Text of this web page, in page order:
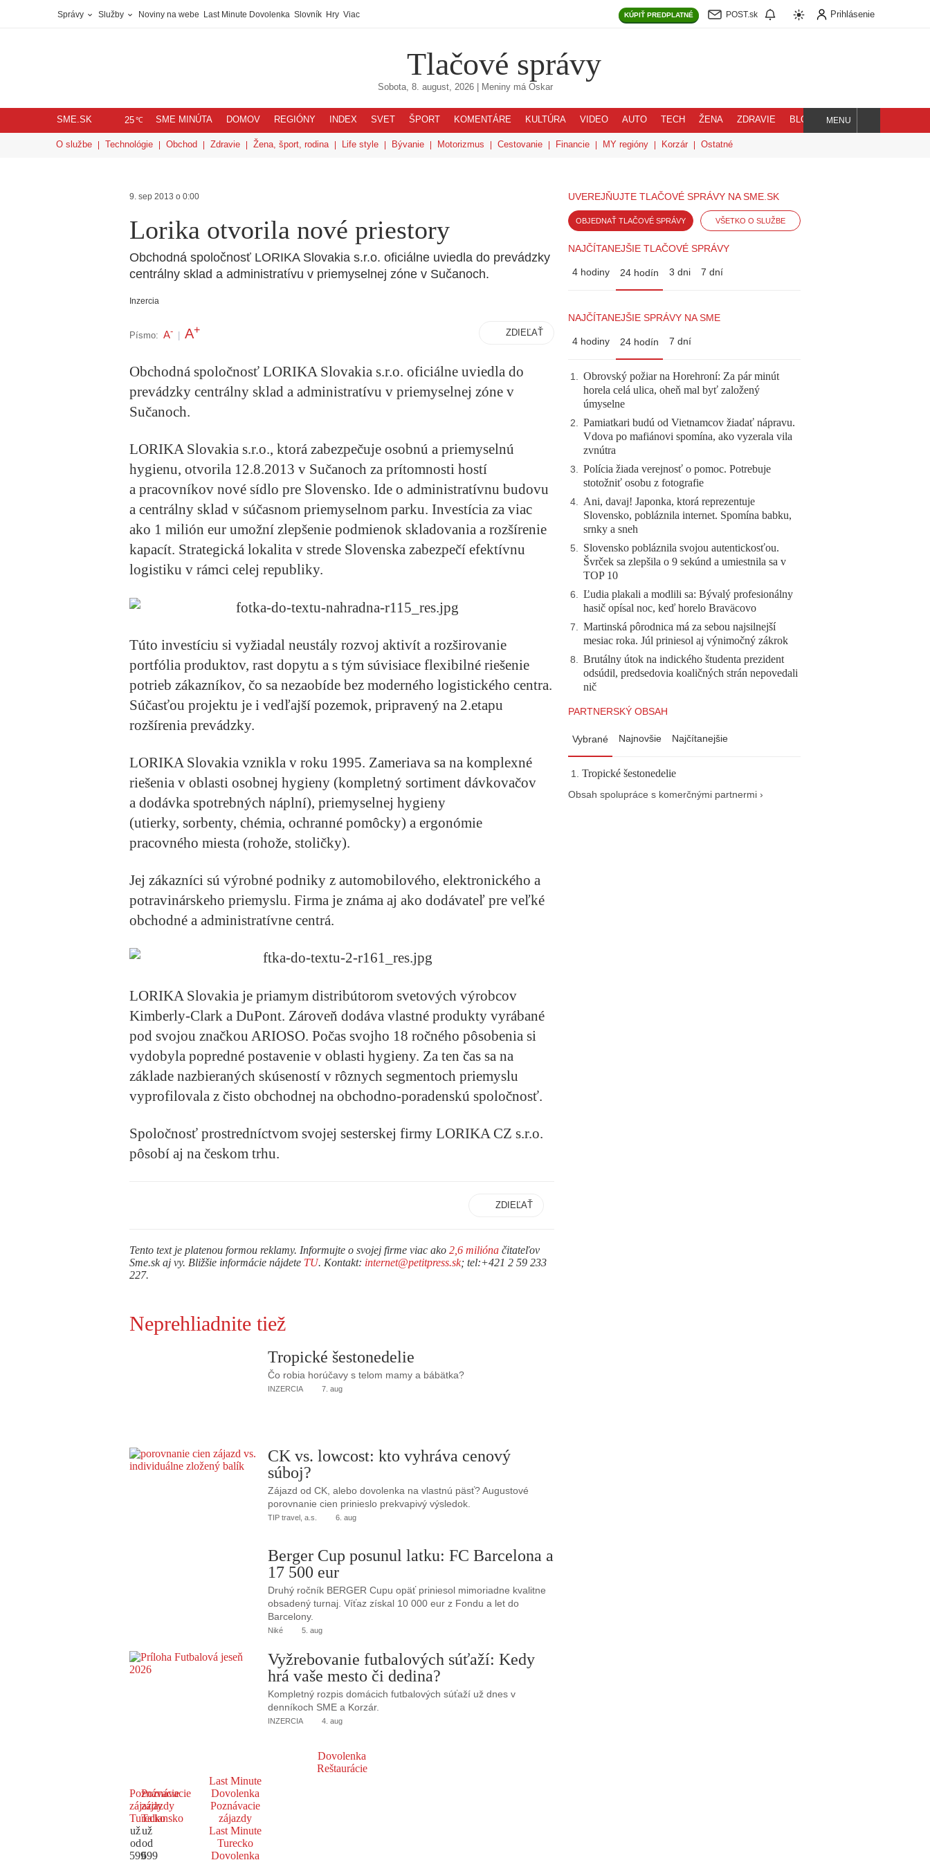
Správy Služby Noviny na webe Last Minute Dovolenka Slovník Hry Viac KÚPIŤ PREDPLATNÉ POST.sk Prihlásenie
Tlačové správy
Sobota, 8. august, 2026| Meniny má Oskar
SME.SK 25℃ SME MINÚTA DOMOV REGIÓNY INDEX SVET ŠPORT KOMENTÁRE KULTÚRA VIDEO AUTO TECH ŽENA ZDRAVIE BLOG
Hľadaj
MENU
O službe Technológie Obchod Zdravie Žena, šport, rodina Life style Bývanie Motorizmus Cestovanie Financie MY regióny Korzár Ostatné
9. sep 2013 o 0:00
Lorika otvorila nové priestory
Obchodná spoločnosť LORIKA Slovakia s.r.o. oficiálne uviedla do prevádzky
centrálny sklad a administratívu v priemyselnej zóne v Sučanoch.
Inzercia
Písmo: A- A+ ZDIEĽAŤ
Obchodná spoločnosť LORIKA Slovakia s.r.o. oficiálne uviedla do
prevádzky centrálny sklad a administratívu v priemyselnej zóne v
Sučanoch.
LORIKA Slovakia s.r.o., ktorá zabezpečuje osobnú a priemyselnú
hygienu, otvorila 12.8.2013 v Sučanoch za prítomnosti hostí
a pracovníkov nové sídlo pre Slovensko. Ide o administratívnu budovu
a centrálny sklad v súčasnom priemyselnom parku. Investícia za viac
ako 1 milión eur umožní zlepšenie podmienok skladovania a rozšírenie
kapacít. Strategická lokalita v strede Slovenska zabezpečí efektívnu
logistiku v rámci celej republiky.
Túto investíciu si vyžiadal neustály rozvoj aktivít a rozširovanie
portfólia produktov, rast dopytu a s tým súvisiace flexibilné riešenie
potrieb zákazníkov, čo sa nezaobíde bez moderného logistického centra.
Súčasťou projektu je i vedľajší pozemok, pripravený na 2.etapu
rozšírenia prevádzky.
LORIKA Slovakia vznikla v roku 1995. Zameriava sa na komplexné
riešenia v oblasti osobnej hygieny (kompletný sortiment dávkovačov
a dodávka spotrebných náplní), priemyselnej hygieny
(utierky, sorbenty, chémia, ochranné pomôcky) a ergonómie
pracovného miesta (rohože, stoličky).
Jej zákazníci sú výrobné podniky z automobilového, elektronického a
potravinárskeho priemyslu. Firma je známa aj ako dodávateľ pre veľké
obchodné a administratívne centrá.
LORIKA Slovakia je priamym distribútorom svetových výrobcov
Kimberly-Clark a DuPont. Zároveň dodáva vlastné produkty vyrábané
pod svojou značkou ARIOSO. Počas svojho 18 ročného pôsobenia si
vydobyla popredné postavenie v oblasti hygieny. Za ten čas sa na
základe nazbieraných skúseností v rôznych segmentoch priemyslu
vyprofilovala z čisto obchodnej na obchodno-poradenskú spoločnosť.
Spoločnosť prostredníctvom svojej sesterskej firmy LORIKA CZ s.r.o.
pôsobí aj na českom trhu.
ZDIEĽAŤ
Tento text je platenou formou reklamy. Informujte o svojej firme viac ako 2,6 milióna čitateľov
Sme.sk aj vy. Bližšie informácie nájdete TU. Kontakt: internet@petitpress.sk; tel:+421 2 59 233
227.
UVEREJŇUJTE TLAČOVÉ SPRÁVY NA SME.SK
OBJEDNAŤ TLAČOVÉ SPRÁVY VŠETKO O SLUŽBE
NAJČÍTANEJŠIE TLAČOVÉ SPRÁVY
4 hodiny 24 hodín 3 dni 7 dní
NAJČÍTANEJŠIE SPRÁVY NA SME
4 hodiny 24 hodín 7 dní
1. Obrovský požiar na Horehroní: Za pár minút
horela celá ulica, oheň mal byť založený
úmyselne
2. Pamiatkari budú od Vietnamcov žiadať nápravu.
Vdova po mafiánovi spomína, ako vyzerala vila
zvnútra
3. Polícia žiada verejnosť o pomoc. Potrebuje
stotožniť osobu z fotografie
4. Ani, davaj! Japonka, ktorá reprezentuje
Slovensko, pobláznila internet. Spomína babku,
srnky a sneh
5. Slovensko pobláznila svojou autentickosťou.
Švrček sa zlepšila o 9 sekúnd a umiestnila sa v
TOP 10
6. Ľudia plakali a modlili sa: Bývalý profesionálny
hasič opísal noc, keď horelo Braväcovo
7. Martinská pôrodnica má za sebou najsilnejší
mesiac roka. Júl priniesol aj výnimočný zákrok
8. Brutálny útok na indického študenta prezident
odsúdil, predsedovia koaličných strán nepovedali
nič
PARTNERSKÝ OBSAH
Vybrané Najnovšie Najčítanejšie
Tropické šestonedelie
Obsah spolupráce s komerčnými partnermi ›
Neprehliadnite tiež
Tropické šestonedelie
Čo robia horúčavy s telom mamy a bábätka?
INZERCIA 7. aug
CK vs. lowcost: kto vyhráva cenový
súboj?
Zájazd od CK, alebo dovolenka na vlastnú päsť? Augustové
porovnanie cien prinieslo prekvapivý výsledok.
TIP travel, a.s. 6. aug
Berger Cup posunul latku: FC Barcelona a
17 500 eur
Druhý ročník BERGER Cupu opäť priniesol mimoriadne kvalitne
obsadený turnaj. Víťaz získal 10 000 eur z Fondu a let do
Barcelony.
Niké 5. aug
Vyžrebovanie futbalových súťaží: Kedy
hrá vaše mesto či dedina?
Kompletný rozpis domácich futbalových súťaží už dnes v
denníkoch SME a Korzár.
INZERCIA 4. aug
Dovolenka
Reštaurácie
Poznávacie
zájazdy
Turecko
už
od
599
Poznávacie
zájazdy
Taliansko
už
od
699
Last Minute
Dovolenka
Poznávacie
zájazdy
Last Minute
Turecko
Dovolenka